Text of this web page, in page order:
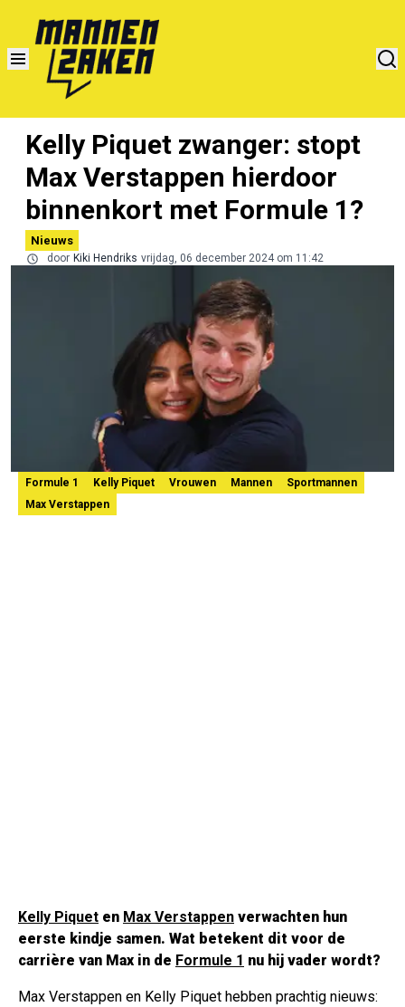
Kelly Piquet zwanger: stopt
Max Verstappen hierdoor
binnenkort met Formule 1?
Nieuws
door Kiki Hendriks vrijdag, 06 december 2024 om 11:42
Formule 1 Kelly Piquet Vrouwen Mannen
Sportmannen
Max Verstappen
Kelly Piquet en Max Verstappen verwachten hun
eerste kindje samen. Wat betekent dit voor de
carrière van Max in de Formule 1 nu hij vader wordt?
Max Verstappen en Kelly Piquet hebben prachtig nieuws: